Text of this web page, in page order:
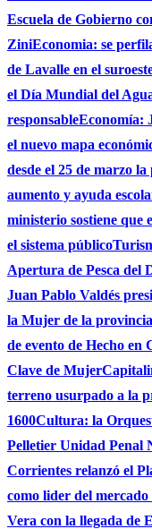
Escuela de Gobierno
ZiniEconomia: se
de Lavalle en el
el Día Mundial del
responsableEconomía:
el nuevo mapa
desde el 25 de marzo
aumento y ayuda
ministerio sostiene que
el sistema público
Apertura de Pesca del
Juan Pablo Valdés
la Mujer de la provincia
de evento de Hecho
Clave de Mujer
terreno usurpado a la
1600Cultura: la
Pelletier Unidad Penal
Corrientes relanzó el
como lider del
Vera con la llegada de